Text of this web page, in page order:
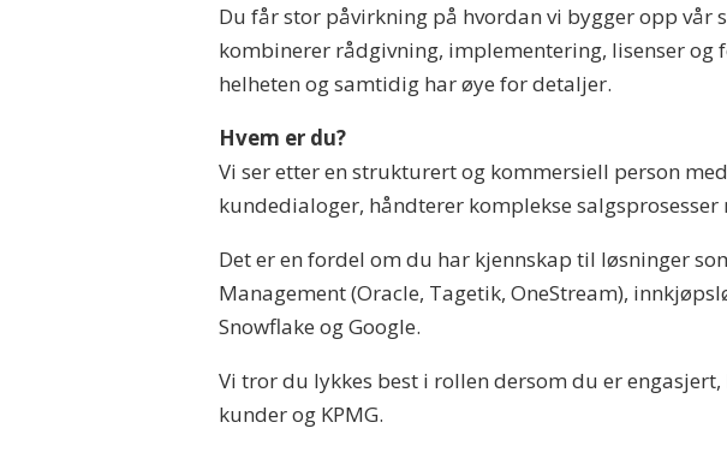
Du får stor påvirkning på hvordan vi bygger opp vår
kombinerer rådgivning, implementering, lisenser og
helheten og samtidig har øye for detaljer.
Hvem er du?
Vi ser etter en strukturert og kommersiell person
kundedialoger, håndterer komplekse
Det er en fordel om du har kjennskap til løsninger
Management (Oracle, Tagetik, OneStream),
Snowflake og Google.
Vi tror du lykkes best i rollen dersom du er
kunder og KPMG.